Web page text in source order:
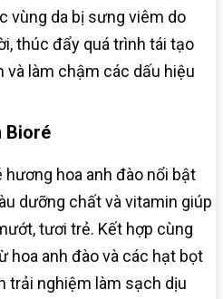
vùng da bị sưng viêm do
thúc đẩy quá trình tái tạo
và làm chậm các dấu hiệu
Bioré
hoa anh đào nổi bật
dưỡng chất và vitamin giúp
tươi trẻ. Kết hợp cùng
hoa anh đào và các hạt bọt
trải nghiệm làm sạch dịu